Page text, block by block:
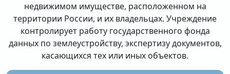
недвижимом имуществе, расположенном на
территории России, и их владельцах. Учреждение
контролирует работу государственного фонда
данных по землеустройству, экспертизу документов,
касающихся тех или иных объектов.